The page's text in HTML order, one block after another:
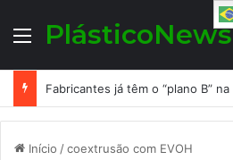
MenuPlásticoNews
Início /coextrusão com EVOH